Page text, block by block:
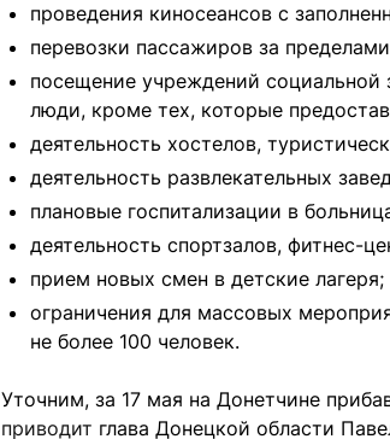
проведения киносеансов с
перевозки пассажиров за
посещение учреждений
люди, кроме тех, которые
деятельность хостелов,
деятельность развлекательных
плановые госпитализации в
деятельность спортзалов, фитнес-
прием новых смен в детские лагеря;
ограничения для массовых
не более 100 человек.
Уточним, за 17 мая на Донетчине
приводит глава Донецкой области